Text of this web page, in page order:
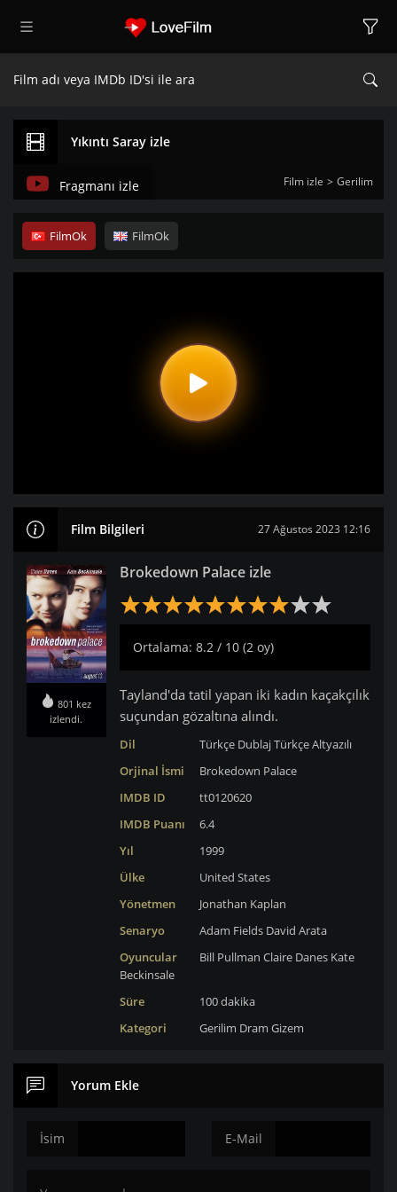
Yıkıntı Saray izle
Film izle Gerilim
Fragmanı izle
FilmOk FilmOk
Film Bilgileri 27 Ağustos 2023 12:16
801 kez
izlendi.
Brokedown Palace izle
Ortalama: 8.2 / 10 (2 oy)
Tayland'da tatil yapan iki kadın kaçakçılık
suçundan gözaltına alındı.
Dil Türkçe DublajTürkçe Altyazılı
Orjinal İsmi
Brokedown Palace
IMDB ID
tt0120620
IMDB Puanı
6.4
Yıl
1999
Ülke
United States
Yönetmen
Jonathan Kaplan
Senaryo
Adam Fields David Arata
Oyuncular
Bill Pullman Claire Danes Kate
Beckinsale
Süre
100 dakika
Kategori
Gerilim Dram Gizem
Yorum Ekle
İsim E-Mail